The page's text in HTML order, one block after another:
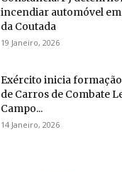
incendiar automóvel
da Coutada
19 Janeiro, 2026
Exército inicia
de Carros de Combate
Campo...
14 Janeiro, 2026